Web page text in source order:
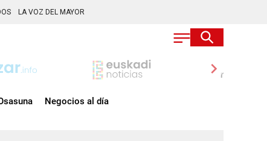
LA VOZ DEL MAYOR
chevron_right
Negocios al día